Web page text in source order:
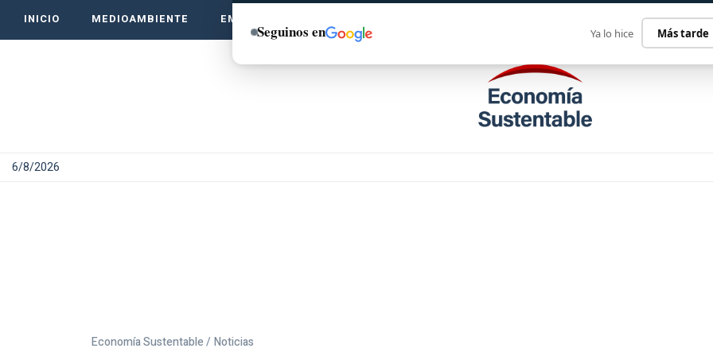
INICIO MEDIOAMBIENTE EMPRENDE VERDE
6/8/2026
Economía Sustentable / Noticias
Seguinos en Ya lo hice Más tarde